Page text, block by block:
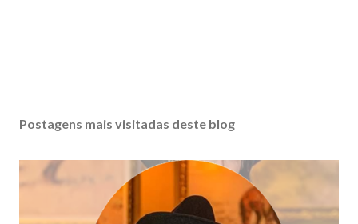
Postagens mais visitadas deste blog